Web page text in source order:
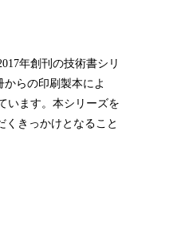
年創刊の技術書シリ
らの印刷製本によ
います。本シリーズを
くきっかけとなること